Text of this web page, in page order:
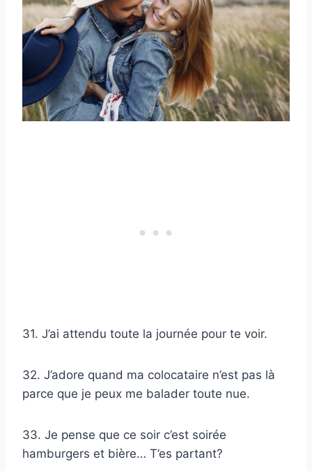
31. J’ai attendu toute la journée pour te voir.
32. J’adore quand ma colocataire n’est pas là
parce que je peux me balader toute nue.
33. Je pense que ce soir c’est soirée
hamburgers et bière… T’es partant?